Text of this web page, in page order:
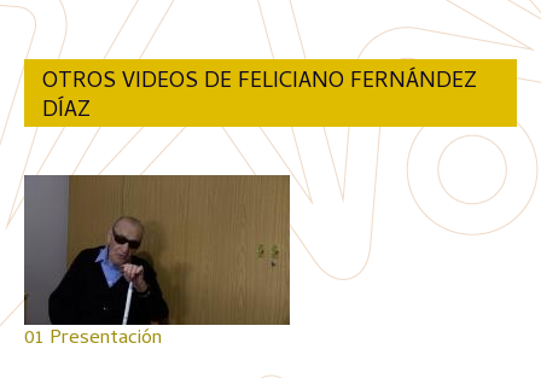
OTROS VIDEOS DE FELICIANO FERNÁNDEZ
DÍAZ
01 Presentación